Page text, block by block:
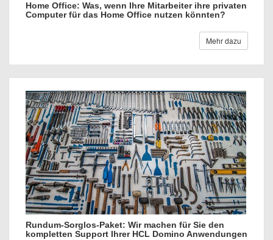
Home Office: Was, wenn Ihre Mitarbeiter ihre privaten
Computer für das Home Office nutzen könnten?
Mehr dazu
Rundum-Sorglos-Paket: Wir machen für Sie den
kompletten Support Ihrer HCL Domino Anwendungen